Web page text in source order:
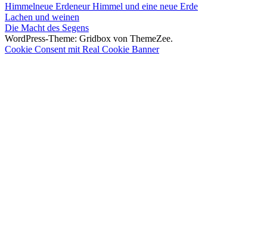
Himmelneue Erdeneur Himmel und eine neue Erde
Beitragsnavigation
Vorheriger
Beitrag:
Lachen und weinen
Nächster
Beitrag:
Die Macht des Segens
WordPress-Theme: Gridbox von ThemeZee.
Cookie Consent mit Real Cookie Banner